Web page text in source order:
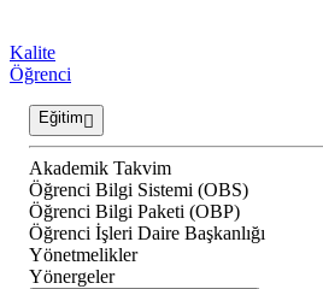
Kalite
Öğrenci
Eğitim
Akademik Takvim
Öğrenci Bilgi Sistemi (OBS)
Öğrenci Bilgi Paketi (OBP)
Öğrenci İşleri Daire Başkanlığı
Yönetmelikler
Yönergeler